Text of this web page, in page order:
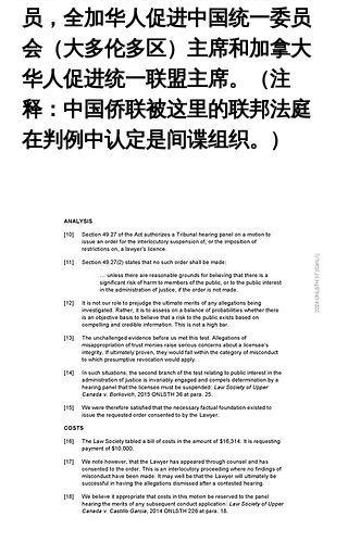
员，全加华人促进中国统一委员
会（大多伦多区）主席和加拿大
华人促进统一联盟主席。（注
释：中国侨联被这里的联邦法庭
在判例中认定是间谍组织。）